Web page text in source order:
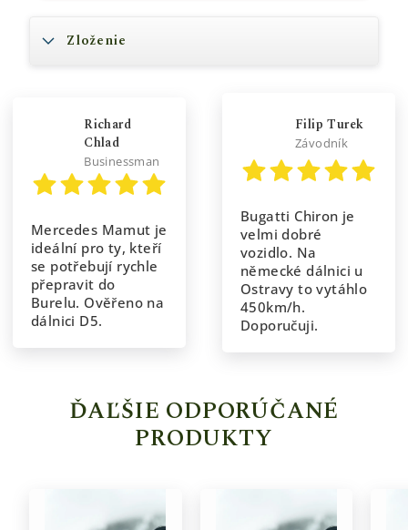
Zloženie
Richard
Chlad
Businessman
Mercedes Mamut je
ideální pro ty, kteří
se potřebují rychle
přepravit do
Burelu. Ověřeno na
dálnici D5.
Filip Turek
Závodník
Bugatti Chiron je
velmi dobré
vozidlo. Na
německé dálnici u
Ostravy to vytáhlo
450km/h.
Doporučuji.
ĎAĽŠIE ODPORÚČANÉ
PRODUKTY